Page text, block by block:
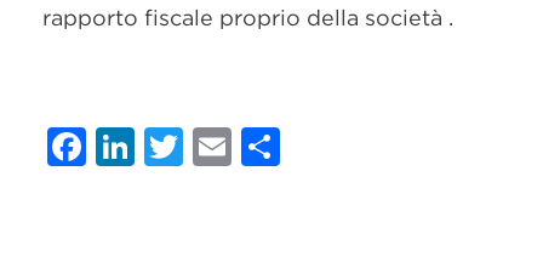
rapporto fiscale proprio della società .
Facebook
LinkedIn
Twitter
Email